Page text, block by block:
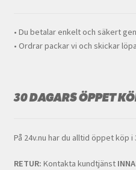
• Du betalar enkelt och säkert
• Ordrar packar vi och skickar
30 DAGARS ÖPPET
På 24v.nu har du alltid öppet köp i
RETUR: Kontakta kundtjänst